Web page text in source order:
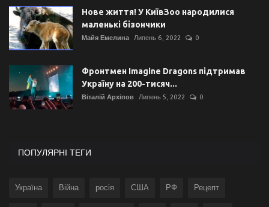
Нове життя! У КиївЗоо народилися
маленькі бізончики
Майя Емелина Липень 6, 2022 0
Фронтмен Imagine Dragons підтримав
Україну на 200-тисяч...
Віталій Архіпов Липень 5, 2022 0
ПОПУЛЯРНІ ТЕГИ
Україна Війна росія США РФ Рецепт